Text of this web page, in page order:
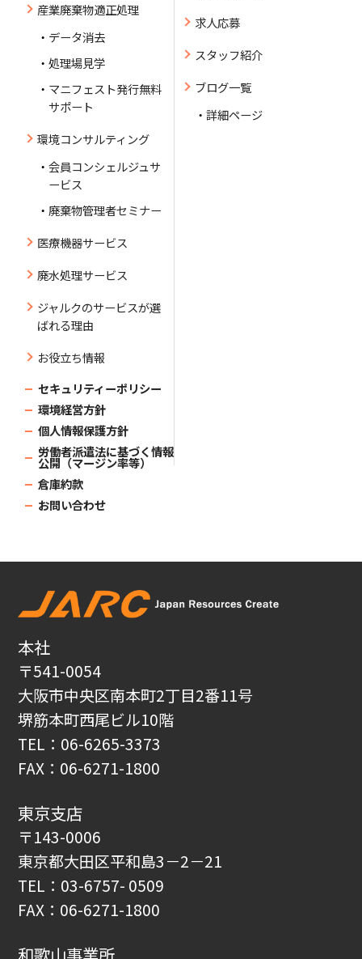
産業廃棄物適正処理
データ消去
処理場見学
マニフェスト発行無料
サポート
環境コンサルティング
会員コンシェルジュサ
ービス
廃棄物管理者セミナー
医療機器サービス
廃水処理サービス
ジャルクのサービスが選
ばれる理由
お役立ち情報
求人応募
スタッフ紹介
ブログ一覧
詳細ページ
セキュリティーポリシー
環境経営方針
個人情報保護方針
労働者派遣法に基づく情報
公開（マージン率等）
倉庫約款
お問い合わせ
本社
〒541-0054
大阪市中央区南本町2丁目2番11号
堺筋本町西尾ビル10階
TEL：06-6265-3373
FAX：06-6271-1800
東京支店
〒143-0006
東京都大田区平和島3－2－21
TEL：03-6757- 0509
FAX：06-6271-1800